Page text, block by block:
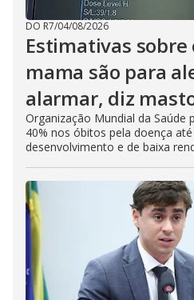
DO R7/04/08/2026
Estimativas sobre
mama são para
alarmar, diz
Organização Mundial da Saúde
40% nos óbitos pela doença
desenvolvimento e de baixa